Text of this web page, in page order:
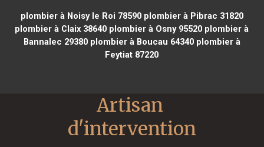
plombier à Noisy le Roi 78590plombier à Pibrac 31820
plombier à Claix 38640 plombier à Osny 95520 plombier à
Bannalec 29380plombier à Boucau 64340plombier à
Feytiat 87220
Artisan
d'intervention